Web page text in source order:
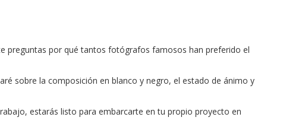
preguntas por qué tantos fotógrafos famosos han preferido el
sobre la composición en blanco y negro, el estado de ánimo y
estarás listo para embarcarte en tu propio proyecto en